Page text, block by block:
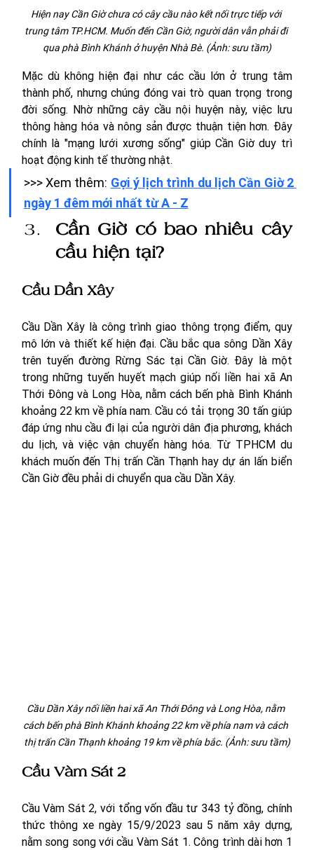
Hiện nay Cần Giờ chưa có cây cầu nào kết nối trực tiếp với
trung tâm TP.HCM. Muốn đến Cần Giờ, người dân vẫn phải đi
qua phà Bình Khánh ở huyện Nhà Bè. (Ảnh: sưu tầm)
Mặc dù không hiện đại như các cầu lớn ở trung tâm
thành phố, nhưng chúng đóng vai trò quan trọng trong
đời sống. Nhờ những cây cầu nội huyện này, việc lưu
thông hàng hóa và nông sản được thuận tiện hơn. Đây
chính là "mạng lưới xương sống" giúp Cần Giờ duy trì
hoạt động kinh tế thường nhật.
>>> Xem thêm: Gợi ý lịch trình du lịch Cần Giờ 2
ngày 1 đêm mới nhất từ A - Z
Cần Giờ có bao nhiêu cây
cầu hiện tại?
Cầu Dần Xây
Cầu Dần Xây là công trình giao thông trọng điểm, quy
mô lớn và thiết kế hiện đại. Cầu bắc qua sông Dần Xây
trên tuyến đường Rừng Sác tại Cần Giờ. Đây là một
trong những tuyến huyết mạch giúp nối liền hai xã An
Thới Đông và Long Hòa, nằm cách bến phà Bình Khánh
khoảng 22 km về phía nam. Cầu có tải trọng 30 tấn giúp
đáp ứng nhu cầu đi lại của người dân địa phương, khách
du lịch, và việc vận chuyển hàng hóa. Từ TPHCM du
khách muốn đến Thị trấn Cần Thạnh hay dự án lấn biển
Cần Giờ đều phải di chuyển qua cầu Dần Xây.
Cầu Dần Xây nối liền hai xã An Thới Đông và Long Hòa, nằm
cách bến phà Bình Khánh khoảng 22 km về phía nam và cách
thị trấn Cần Thạnh khoảng 19 km về phía bắc. (Ảnh: sưu tầm)
Cầu Vàm Sát 2
Cầu Vàm Sát 2, với tổng vốn đầu tư 343 tỷ đồng, chính
thức thông xe ngày 15/9/2023 sau 5 năm xây dựng,
nằm song song với cầu Vàm Sát 1. Công trình dài hơn 1